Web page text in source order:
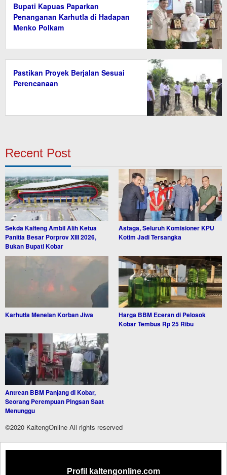
Bupati Kapuas Paparkan
Penanganan Karhutla di Hadapan
Menko Polkam
Pastikan Proyek Berjalan Sesuai
Perencanaan
Recent Post
Sekda Kalteng Ambil Alih Ketua
Panitia Besar Porprov XIII 2026,
Bukan Bupati Kobar
Astaga, Seluruh Komisioner KPU
Kotim Jadi Tersangka
Karhutla Menelan Korban Jiwa
Harga BBM Eceran di Pelosok
Kobar Tembus Rp 25 Ribu
Antrean BBM Panjang di Kobar,
Seorang Perempuan Pingsan Saat
Menunggu
©2020 KaltengOnline All rights reserved
Profil kaltengonline.com